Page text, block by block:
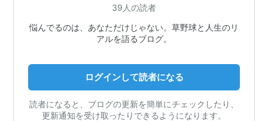
39人の読者
悩んでるのは、あなただけじゃない。草野球と人生のリ
アルを語るブログ。
ログインして読者になる
読者になると、ブログの更新を簡単にチェックしたり、
更新通知を受け取ったりできるようになります。